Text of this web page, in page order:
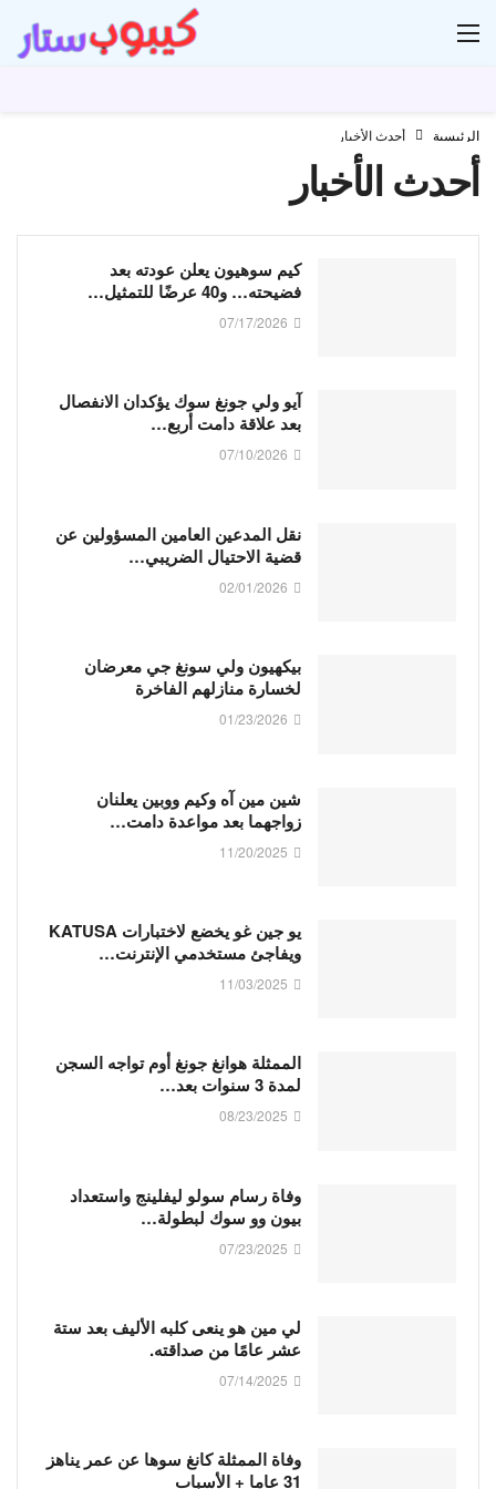
الرئيسية أحدث الأخبار
أحدث الأخبار
كيم سوهيون يعلن عودته بعد
فضيحته… و40 عرضًا للتمثيل…
07/17/2026
آيو ولي جونغ سوك يؤكدان الانفصال
بعد علاقة دامت أربع…
07/10/2026
نقل المدعين العامين المسؤولين عن
قضية الاحتيال الضريبي…
02/01/2026
بيكهيون ولي سونغ جي معرضان
لخسارة منازلهم الفاخرة
01/23/2026
شين مين آه وكيم ووبين يعلنان
زواجهما بعد مواعدة دامت…
11/20/2025
يو جين غو يخضع لاختبارات KATUSA
ويفاجئ مستخدمي الإنترنت…
11/03/2025
الممثلة هوانغ جونغ أوم تواجه السجن
لمدة 3 سنوات بعد…
08/23/2025
وفاة رسام سولو ليفلينج واستعداد
بيون وو سوك لبطولة…
07/23/2025
لي مين هو ينعى كلبه الأليف بعد ستة
عشر عامًا من صداقته.
07/14/2025
وفاة الممثلة كانغ سوها عن عمر يناهز
31 عاما + الأسباب